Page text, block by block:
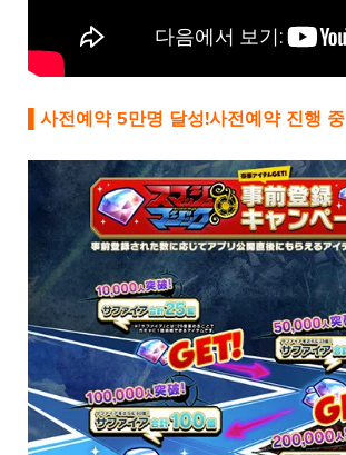
▌사전예약 5만명 달성!사전예약 진행 중